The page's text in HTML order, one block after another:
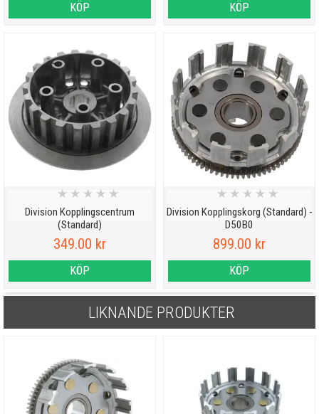
KÖP KÖP
Division Kopplingscentrum
(Standard)
★ ★ ★ ★ ★
349.00 kr
KÖP
Division Kopplingskorg (Standard) -
D50B0
★ ★ ★ ★ ★
899.00 kr
KÖP
LIKNANDE PRODUKTER